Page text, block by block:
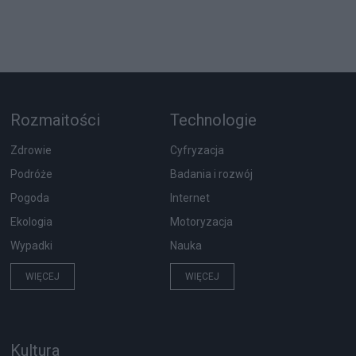
Rozmaitości
Zdrowie
Podróże
Pogoda
Ekologia
Wypadki
WIĘCEJ
Technologie
Cyfryzacja
Badania i rozwój
Internet
Motoryzacja
Nauka
WIĘCEJ
Kultura